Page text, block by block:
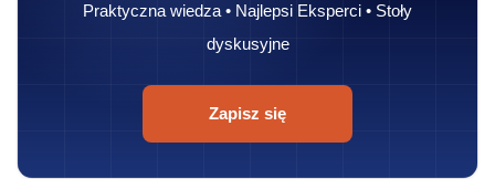
Praktyczna wiedza • Najlepsi Eksperci • Stoły
dyskusyjne
Zapisz się